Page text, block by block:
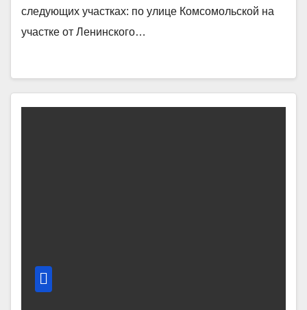
следующих участках: по улице Комсомольской на
участке от Ленинского…